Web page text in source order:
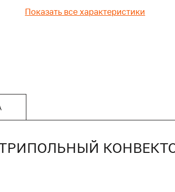
Показать все характеристики